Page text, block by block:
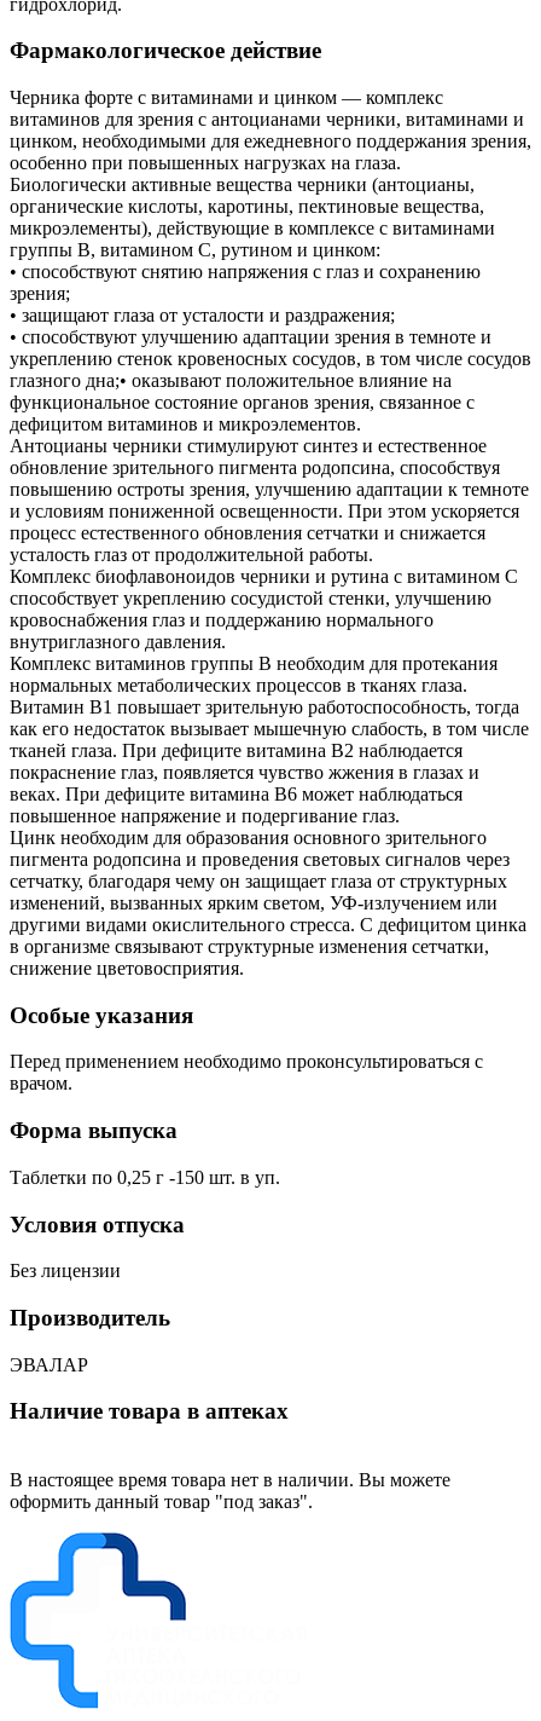
Фармакологическое действие
Черника форте с витаминами и цинком — комплекс
витаминов для зрения с антоцианами черники, витаминами и
цинком, необходимыми для ежедневного поддержания зрения,
особенно при повышенных нагрузках на глаза.
Биологически активные вещества черники (антоцианы,
органические кислоты, каротины, пектиновые вещества,
микроэлементы), действующие в комплексе с витаминами
группы В, витамином С, рутином и цинком:
• способствуют снятию напряжения с глаз и сохранению
зрения;
• защищают глаза от усталости и раздражения;
• способствуют улучшению адаптации зрения в темноте и
укреплению стенок кровеносных сосудов, в том числе сосудов
глазного дна;• оказывают положительное влияние на
функциональное состояние органов зрения, связанное с
дефицитом витаминов и микроэлементов.
Антоцианы черники стимулируют синтез и естественное
обновление зрительного пигмента родопсина, способствуя
повышению остроты зрения, улучшению адаптации к темноте
и условиям пониженной освещенности. При этом ускоряется
процесс естественного обновления сетчатки и снижается
усталость глаз от продолжительной работы.
Комплекс биофлавоноидов черники и рутина с витамином C
способствует укреплению сосудистой стенки, улучшению
кровоснабжения глаз и поддержанию нормального
внутриглазного давления.
Комплекс витаминов группы B необходим для протекания
нормальных метаболических процессов в тканях глаза.
Витамин B1 повышает зрительную работоспособность, тогда
как его недостаток вызывает мышечную слабость, в том числе
тканей глаза. При дефиците витамина B2 наблюдается
покраснение глаз, появляется чувство жжения в глазах и
веках. При дефиците витамина B6 может наблюдаться
повышенное напряжение и подергивание глаз.
Цинк необходим для образования основного зрительного
пигмента родопсина и проведения световых сигналов через
сетчатку, благодаря чему он защищает глаза от структурных
изменений, вызванных ярким светом, УФ-излучением или
другими видами окислительного стресса. С дефицитом цинка
в организме связывают структурные изменения сетчатки,
снижение цветовосприятия.
Особые указания
Перед применением необходимо проконсультироваться с
врачом.
Форма выпуска
Таблетки по 0,25 г -150 шт. в уп.
Условия отпуска
Без лицензии
Производитель
ЭВАЛАР
Наличие товара в аптеках
В настоящее время товара нет в наличии. Вы можете
оформить данный товар "под заказ".